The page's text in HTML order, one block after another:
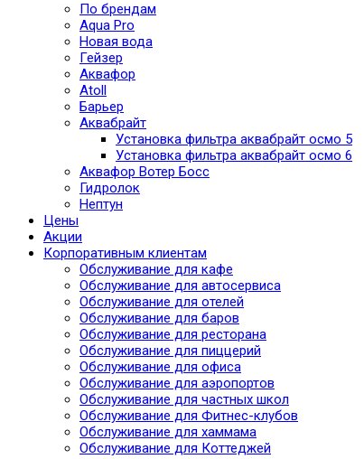
По брендам
Aqua Pro
Новая вода
Гейзер
Аквафор
Atoll
Барьер
Аквабрайт
Установка фильтра аквабрайт осмо 5
Установка фильтра аквабрайт осмо 6
Аквафор Вотер Босс
Гидролок
Нептун
Цены
Акции
Корпоративным клиентам
Обслуживание для кафе
Обслуживание для автосервиса
Обслуживание для отелей
Обслуживание для баров
Обслуживание для ресторана
Обслуживание для пиццерий
Обслуживание для офиса
Обслуживание для аэропортов
Обслуживание для частных школ
Обслуживание для Фитнес-клубов
Обслуживание для хаммама
Обслуживание для Коттеджей